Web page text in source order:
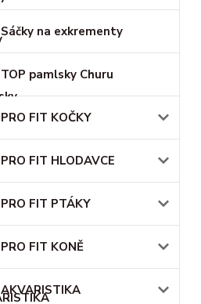
Sáčky na exkrementy
TOP pamlsky Churu
PRO FIT KOČKY
PRO FIT HLODAVCE
PRO FIT PTÁKY
PRO FIT KONĚ
AKVARISTIKA